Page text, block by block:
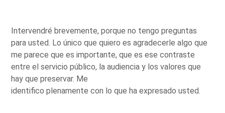
Intervendré brevemente, porque no tengo preguntas
para usted. Lo único que quiero es agradecerle algo que
me parece que es importante, que es ese contraste
entre el servicio público, la audiencia y los valores que
hay que preservar. Me
identifico plenamente con lo que ha expresado usted.